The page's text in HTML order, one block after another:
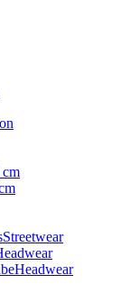
cm
Streetwear
Headwear